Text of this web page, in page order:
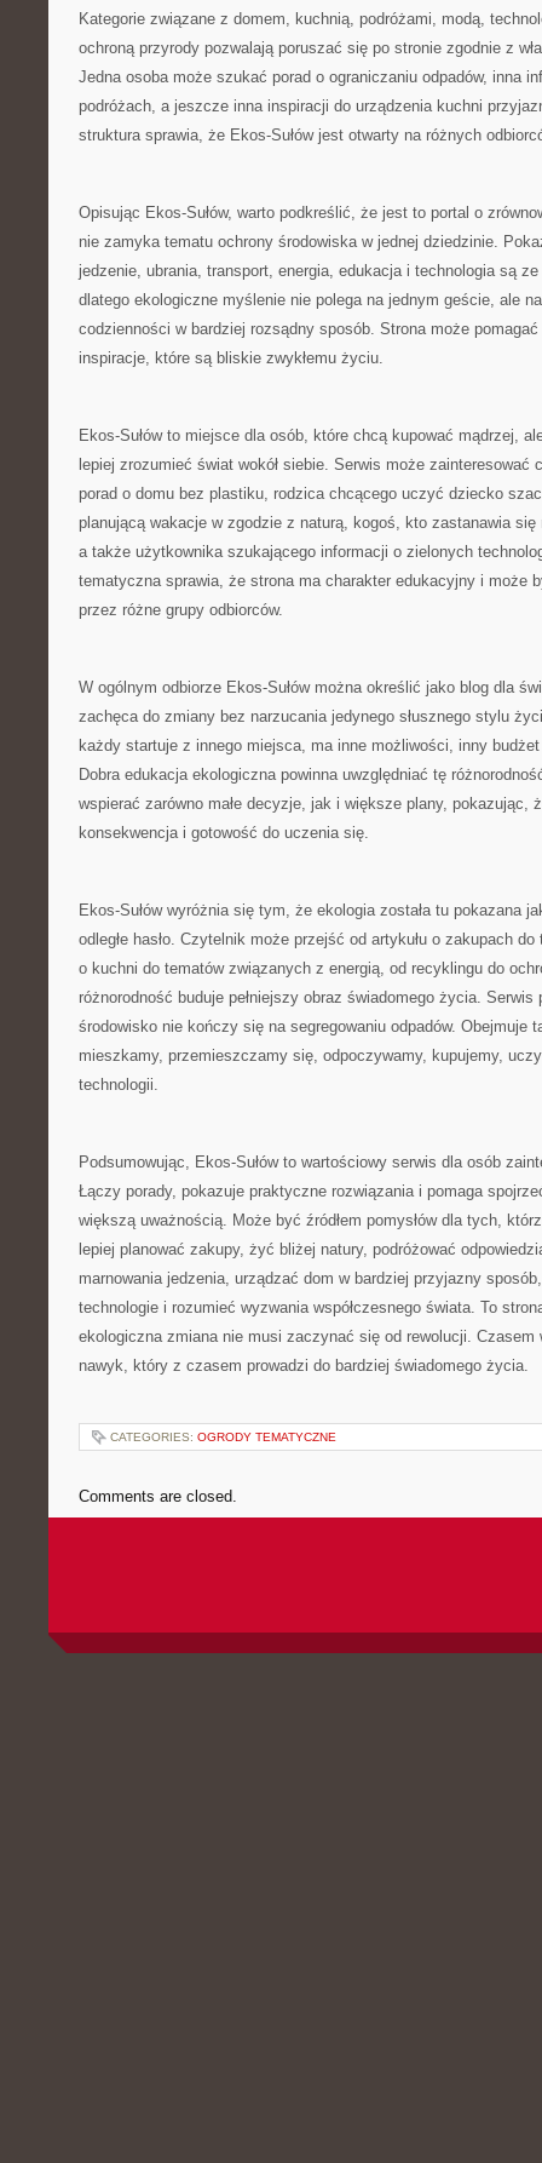
Kategorie związane z domem, kuchnią, podróżami, modą,
ochroną przyrody pozwalają poruszać się po stronie zgodnie z
Jedna osoba może szukać porad o ograniczaniu odpadów, inna
podróżach, a jeszcze inna inspiracji do urządzenia kuchni
struktura sprawia, że Ekos-Sułów jest otwarty na różnych
Opisując Ekos-Sułów, warto podkreślić, że jest to portal o
nie zamyka tematu ochrony środowiska w jednej dziedzinie.
jedzenie, ubrania, transport, energia, edukacja i technologia są ze
dlatego ekologiczne myślenie nie polega na jednym geście, ale
codzienności w bardziej rozsądny sposób. Strona może
inspiracje, które są bliskie zwykłemu życiu.
Ekos-Sułów to miejsce dla osób, które chcą kupować mądrzej,
lepiej zrozumieć świat wokół siebie. Serwis może zainteresować
porad o domu bez plastiku, rodzica chcącego uczyć dziecko
planującą wakacje w zgodzie z naturą, kogoś, kto zastanawia się
a także użytkownika szukającego informacji o zielonych
tematyczna sprawia, że strona ma charakter edukacyjny i może
przez różne grupy odbiorców.
W ogólnym odbiorze Ekos-Sułów można określić jako blog dla
zachęca do zmiany bez narzucania jedynego słusznego stylu
każdy startuje z innego miejsca, ma inne możliwości, inny
Dobra edukacja ekologiczna powinna uwzględniać tę
wspierać zarówno małe decyzje, jak i większe plany, pokazując,
konsekwencja i gotowość do uczenia się.
Ekos-Sułów wyróżnia się tym, że ekologia została tu pokazana
odległe hasło. Czytelnik może przejść od artykułu o zakupach
o kuchni do tematów związanych z energią, od recyklingu do
różnorodność buduje pełniejszy obraz świadomego życia.
środowisko nie kończy się na segregowaniu odpadów. Obejmuje
mieszkamy, przemieszczamy się, odpoczywamy, kupujemy,
technologii.
Podsumowując, Ekos-Sułów to wartościowy serwis dla osób
Łączy porady, pokazuje praktyczne rozwiązania i pomaga
większą uważnością. Może być źródłem pomysłów dla tych,
lepiej planować zakupy, żyć bliżej natury, podróżować
marnowania jedzenia, urządzać dom w bardziej przyjazny
technologie i rozumieć wyzwania współczesnego świata. To
ekologiczna zmiana nie musi zaczynać się od rewolucji. Czasem
nawyk, który z czasem prowadzi do bardziej świadomego życia.
CATEGORIES: OGRODY TEMATYCZNE
Comments are closed.